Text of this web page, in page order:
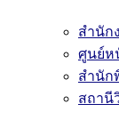
สำนัก
ศูนย์ห
สำนัก
สถานี